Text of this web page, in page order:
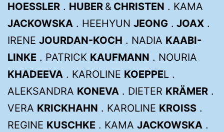
HOESSLER . HUBER & CHRISTEN . KAMA
JACKOWSKA . HEEHYUN JEONG . JOAX .
IRENE JOURDAN-KOCH . NADIA KAABI-
LINKE . PATRICK KAUFMANN . NOURIA
KHADEEVA . KAROLINE KOEPPEL .
ALEKSANDRA KONEVA . DIETER KRÄMER .
VERA KRICKHAHN . KAROLINE KROISS .
REGINE KUSCHKE . KAMA JACKOWSKA .